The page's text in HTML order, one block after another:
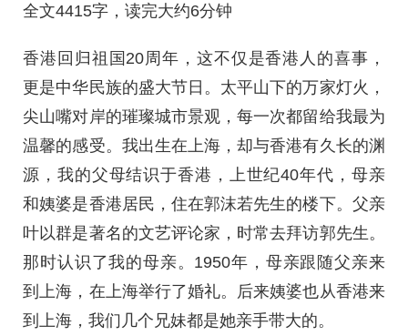
全文4415字，读完大约6分钟
香港回归祖国20周年，这不仅是香港人的喜事，
更是中华民族的盛大节日。太平山下的万家灯火，
尖山嘴对岸的璀璨城市景观，每一次都留给我最为
温馨的感受。我出生在上海，却与香港有久长的渊
源，我的父母结识于香港，上世纪40年代，母亲
和姨婆是香港居民，住在郭沫若先生的楼下。父亲
叶以群是著名的文艺评论家，时常去拜访郭先生。
那时认识了我的母亲。1950年，母亲跟随父亲来
到上海，在上海举行了婚礼。后来姨婆也从香港来
到上海，我们几个兄妹都是她亲手带大的。